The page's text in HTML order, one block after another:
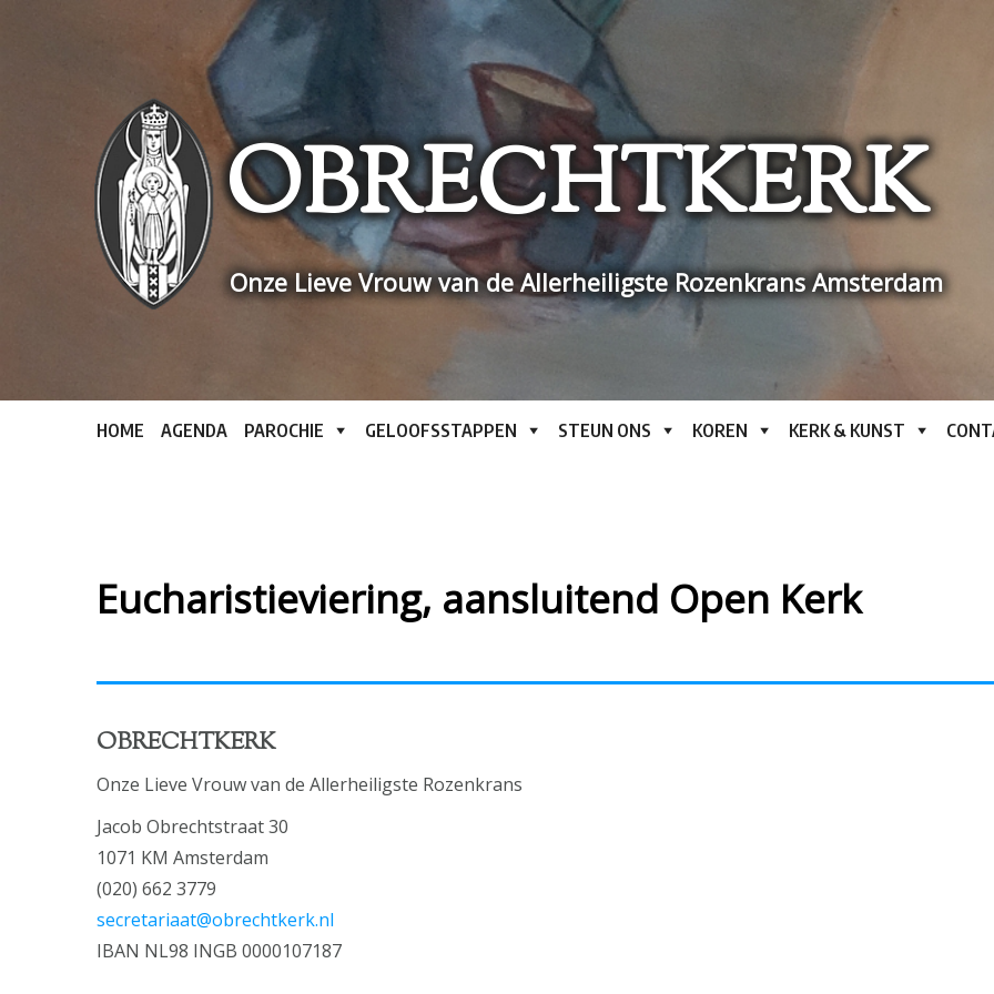
OBRECHTKERK
Onze Lieve Vrouw van de Allerheiligste Rozenkrans Amsterdam
HOME AGENDA PAROCHIE GELOOFSSTAPPEN STEUN ONS KOREN KERK & KUNST
Eucharistieviering, aansluitend Open Kerk
OBRECHTKERK
Onze Lieve Vrouw van de Allerheiligste Rozenkrans
Jacob Obrechtstraat 30
1071 KM Amsterdam
(020) 662 3779
secretariaat@obrechtkerk.nl
IBAN NL98 INGB 0000107187